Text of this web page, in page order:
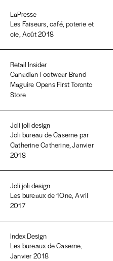
LaPresse
Les Faiseurs, café, poterie et
cie, Août 2018
Retail Insider
Canadian Footwear Brand
Maguire Opens First Toronto
Store
Joli joli design
Joli bureau de Caserne par
Catherine Catherine, Janvier
2018
Joli joli design
Les bureaux de 1One, Avril
2017
Index Design
Les bureaux de Caserne,
Janvier 2018